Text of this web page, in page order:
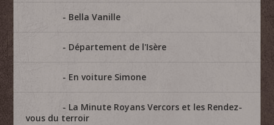
Bella Vanille
Département de l'Isère
En voiture Simone
La Minute Royans Vercors et les Rendez-
vous du terroir